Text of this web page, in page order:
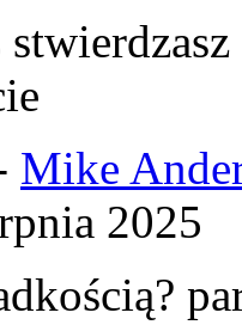
Mike
2025